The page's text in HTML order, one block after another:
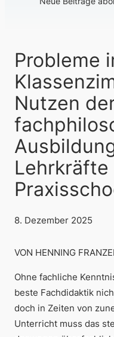
Probleme
Nutzen
Lehrkräfte
8. Dezember 2025
VON HENNING
Ohne fachliche
beste Fachdidaktik
doch in Zeiten von
Unterricht muss das